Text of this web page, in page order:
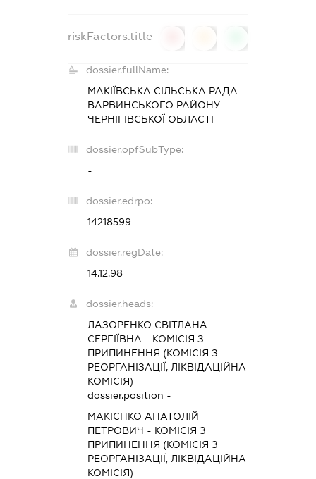
riskFactors.title
dossier.fullName:
МАКІЇВСЬКА СІЛЬСЬКА РАДА
ВАРВИНСЬКОГО РАЙОНУ
ЧЕРНІГІВСЬКОЇ ОБЛАСТІ
dossier.opfSubType:
-
dossier.edrpo:
14218599
dossier.regDate:
14.12.98
dossier.heads:
ЛАЗОРЕНКО СВІТЛАНА
СЕРГІЇВНА - КОМІСІЯ З
ПРИПИНЕННЯ (КОМІСІЯ З
РЕОРГАНІЗАЦІЇ, ЛІКВІДАЦІЙНА
КОМІСІЯ)
dossier.position -
МАКІЄНКО АНАТОЛІЙ
ПЕТРОВИЧ - КОМІСІЯ З
ПРИПИНЕННЯ (КОМІСІЯ З
РЕОРГАНІЗАЦІЇ, ЛІКВІДАЦІЙНА
КОМІСІЯ)